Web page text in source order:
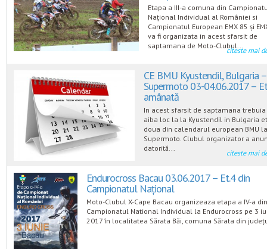
Etapa a III-a comuna din
Național Individual al României si
Campionatul European EMX 85 și
va fi organizata in acest sfarsit de
saptamana de Moto-Clubul...
citeste mai
CE BMU Kyustendil, Bulgaria –
Supermoto 03-04.06.2017 –
amânată
In acest sfarsit de saptamana trebuia
aiba loc la la Kyustendil in Bulgaria
doua din calendarul european BMU la
Supermoto. Clubul organizator a
datorită...
citeste mai
Endurocross Bacau 03.06.2017 – Et.4 din
Campionatul Național
Moto-Clubul X-Cape Bacau organizeaza etapa a IV-a
Campionatul National Individual la Endurocross pe 3
2017 în localitatea Sărata Băi, comuna Sărata din